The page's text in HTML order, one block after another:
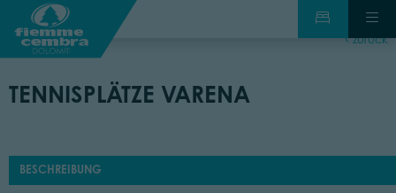
zurück
TENNISPLÄTZE VARENA
BESCHREIBUNG